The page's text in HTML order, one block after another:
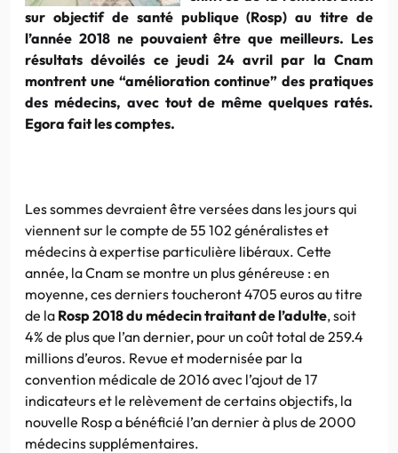
sur objectif de santé publique (Rosp) au titre de
l’année 2018 ne pouvaient être que meilleurs. Les
résultats dévoilés ce jeudi 24 avril par la Cnam
montrent une “amélioration continue” des pratiques
des médecins, avec tout de même quelques ratés.
Egora fait les comptes.
Les sommes devraient être versées dans les jours qui
viennent sur le compte de 55 102 généralistes et
médecins à expertise particulière libéraux. Cette
année, la Cnam se montre un plus généreuse : en
moyenne, ces derniers toucheront 4705 euros au titre
de la Rosp 2018 du médecin traitant de l’adulte, soit
4% de plus que l’an dernier, pour un coût total de 259.4
millions d’euros. Revue et modernisée par la
convention médicale de 2016 avec l’ajout de 17
indicateurs et le relèvement de certains objectifs, la
nouvelle Rosp a bénéficié l’an dernier à plus de 2000
médecins supplémentaires.